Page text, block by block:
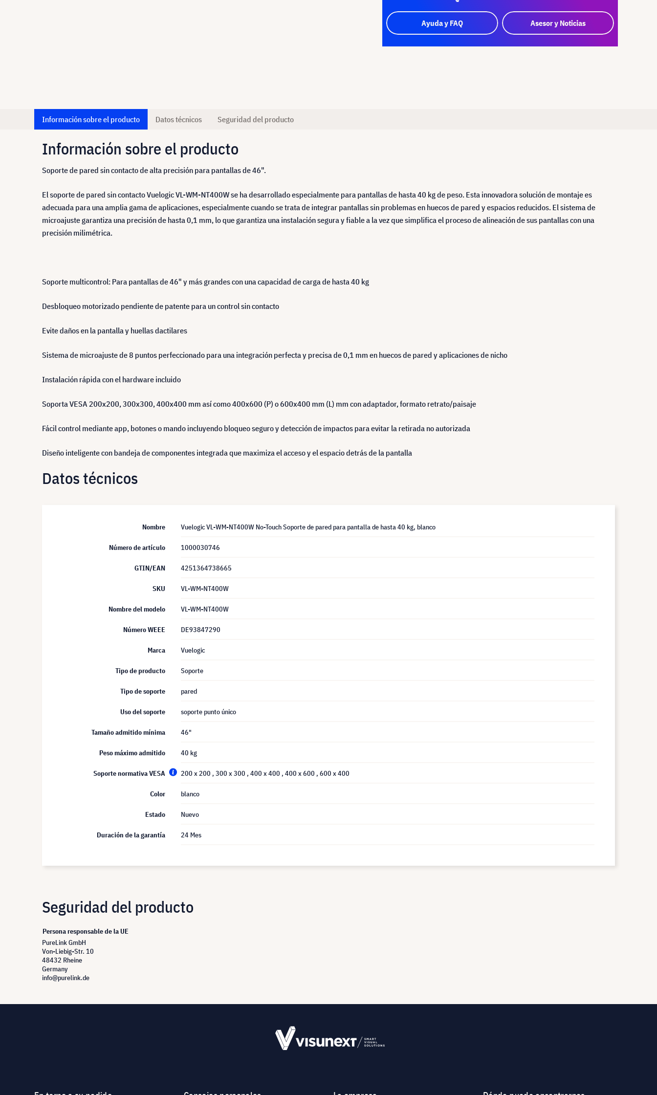
Ayuda y FAQ Asesor y Noticias
Información sobre el producto Datos técnicos Seguridad del producto
Información sobre el producto
Soporte de pared sin contacto de alta precisión para pantallas de 46".
El soporte de pared sin contacto Vuelogic VL-WM-NT400W se ha desarrollado especialmente para pantallas de hasta 40 kg de peso. Esta innovadora solución de montaje es
adecuada para una amplia gama de aplicaciones, especialmente cuando se trata de integrar pantallas sin problemas en huecos de pared y espacios reducidos. El sistema de
microajuste garantiza una precisión de hasta 0,1 mm, lo que garantiza una instalación segura y fiable a la vez que simplifica el proceso de alineación de sus pantallas con una
precisión milimétrica.
Soporte multicontrol: Para pantallas de 46" y más grandes con una capacidad de carga de hasta 40 kg
Desbloqueo motorizado pendiente de patente para un control sin contacto
Evite daños en la pantalla y huellas dactilares
Sistema de microajuste de 8 puntos perfeccionado para una integración perfecta y precisa de 0,1 mm en huecos de pared y aplicaciones de nicho
Instalación rápida con el hardware incluido
Soporta VESA 200x200, 300x300, 400x400 mm así como 400x600 (P) o 600x400 mm (L) mm con adaptador, formato retrato/paisaje
Fácil control mediante app, botones o mando incluyendo bloqueo seguro y detección de impactos para evitar la retirada no autorizada
Diseño inteligente con bandeja de componentes integrada que maximiza el acceso y el espacio detrás de la pantalla
Datos técnicos
Nombre Vuelogic VL-WM-NT400W No-Touch Soporte de pared para pantalla de hasta 40 kg, blanco
Número de artículo 1000030746
GTIN/EAN 4251364738665
SKU VL-WM-NT400W
Nombre del modelo VL-WM-NT400W
Número WEEE DE93847290
Marca Vuelogic
Tipo de producto Soporte
Tipo de soporte pared
Uso del soporte soporte punto único
Tamaño admitido mínima 46"
Peso máximo admitido 40 kg
Soporte normativa VESA 200 x 200 , 300 x 300 , 400 x 400 , 400 x 600 , 600 x 400
Color blanco
Estado Nuevo
Duración de la garantía 24 Mes
Seguridad del producto
Persona responsable de la UE
PureLink GmbH
Von-Liebig-Str. 10
48432 Rheine
Germany
info@purelink.de